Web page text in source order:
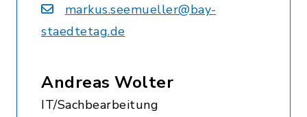
markus.seemueller@bay-
staedtetag.de
Andreas Wolter
IT/Sachbearbeitung